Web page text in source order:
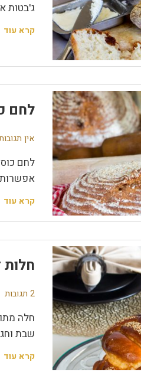
ג'בטות
קרא עוד
לחם
אין
לחם
אפשרות
קרא עוד
2 תגובות
חלה
שבת וחג
קרא עוד